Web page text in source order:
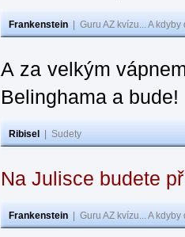
Frankenstein Guru AZ kvízu... A
A za velkým
Belinghama a bude!
Ribisel Sudety
Na Julisce budete
Frankenstein Guru AZ kvízu... A